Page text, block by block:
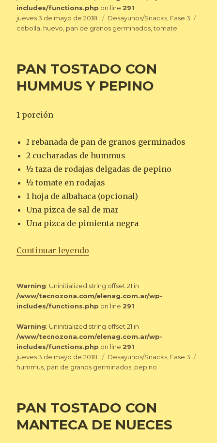
includes/functions.php on line 291
Publicado
el
jueves 3 de mayo de 2018 Categorías
Desayunos/Snacks, Fase 3
cebolla, huevo, pan de granos germinados,tomate
PAN TOSTADO CON
HUMMUS Y PEPINO
1 porción
1 rebanada de pan de granos germinados
2 cucharadas de hummus
½ taza de rodajas delgadas de pepino
½ tomate en rodajas
1 hoja de albahaca (opcional)
Una pizca de sal de mar
Una pizca de pimienta negra
Continuar leyendo
Warning: Uninitialized string offset 21 in
/www/tecnozona.com/elenag.com.ar/wp-
includes/functions.php on line 291
Warning: Uninitialized string offset 21 in
/www/tecnozona.com/elenag.com.ar/wp-
includes/functions.php on line 291
Publicado
el
jueves 3 de mayo de 2018 Categorías
Desayunos/Snacks, Fase 3
hummus, pan de granos germinados, pepino
PAN TOSTADO CON
MANTECA DE NUECES